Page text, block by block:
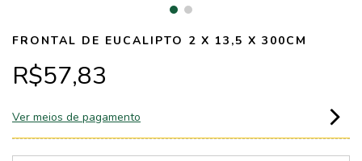
FRONTAL DE EUCALIPTO 2 X 13,5 X 300CM
R$57,83
Ver meios de pagamento